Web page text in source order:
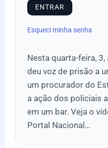
Esqueci minha senha
Nesta quarta-feira,
deu voz de prisão a
um procurador do
a ação dos policiais
em um bar. Veja o
Portal Nacional…